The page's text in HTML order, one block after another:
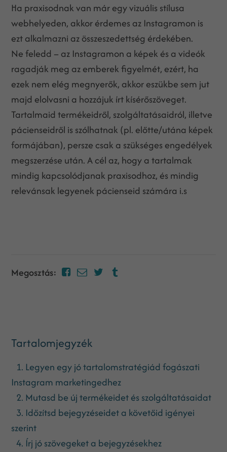
Ha praxisodnak van már egy vizuális stílusa
webhelyeden, akkor érdemes az Instagramon is
ezt alkalmazni az összeszedettség érdekében.
Ne feledd – az Instagramon a képek és a videók
ragadják meg az emberek figyelmét, ezért, ha
ezek nem elég megnyerők, akkor eszükbe sem jut
majd elolvasni a hozzájuk írt kísérőszöveget.
Tartalmaid termékeidről, szolgáltatásaidról, illetve
pácienseidről is szólhatnak (pl. előtte/utána képek
formájában), persze csak a szükséges engedélyek
megszerzése után. A cél az, hogy a tartalmak
mindig kapcsolódjanak praxisodhoz, és mindig
relevánsak legyenek pácienseid számára i.s
Megosztás:
Tartalomjegyzék
1. Legyen egy jó tartalomstratégiád fogászati
Instagram marketingedhez
2. Mutasd be új termékeidet és szolgáltatásaidat
3. Időzítsd bejegyzéseidet a követőid igényei
szerint
4. Írj jó szövegeket a bejegyzésekhez